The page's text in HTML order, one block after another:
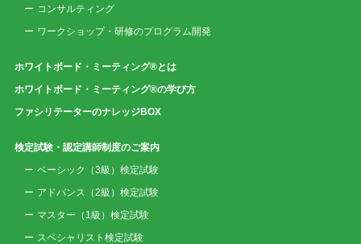
コンサルティング
ワークショップ・研修のプログラム開発
ホワイトボード・ミーティング®とは
ホワイトボード・ミーティング®の学び方
ファシリテーターのナレッジBOX
検定試験・認定講師制度のご案内
ベーシック（3級）検定試験
アドバンス（2級）検定試験
マスター（1級）検定試験
スペシャリスト検定試験